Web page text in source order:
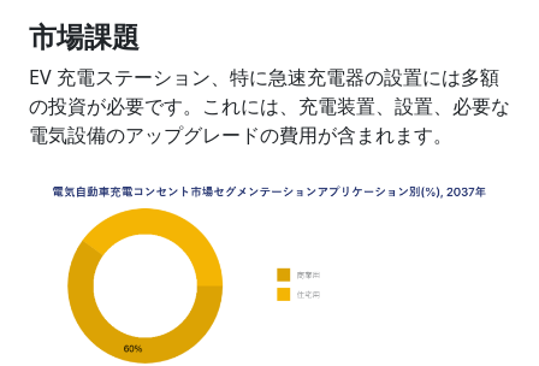
市場課題
EV 充電ステーション、特に急速充電器の設置には多額
の投資が必要です。これには、充電装置、設置、必要な
電気設備のアップグレードの費用が含まれます。